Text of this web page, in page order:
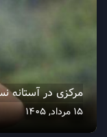
مرکزی در آستانه
15 مرداد, 1405